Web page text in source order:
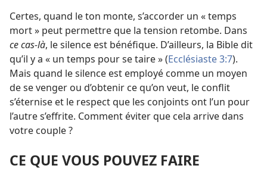
Certes, quand le ton monte, s’accorder un « temps
mort » peut permettre que la tension retombe. Dans
ce cas-là, le silence est bénéfique. D’ailleurs, la Bible dit
qu’il y a « un temps pour se taire » (Ecclésiaste 3:7).
Mais quand le silence est employé comme un moyen
de se venger ou d’obtenir ce qu’on veut, le conflit
s’éternise et le respect que les conjoints ont l’un pour
l’autre s’effrite. Comment éviter que cela arrive dans
votre couple ?
CE QUE VOUS POUVEZ FAIRE